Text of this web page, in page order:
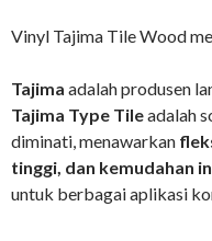
Vinyl Tajima Tile Wood
Tajima adalah produsen
Tajima Type Tileadalah
diminati, menawarkan
tinggi, dan kemudahan
untuk berbagai aplikasi